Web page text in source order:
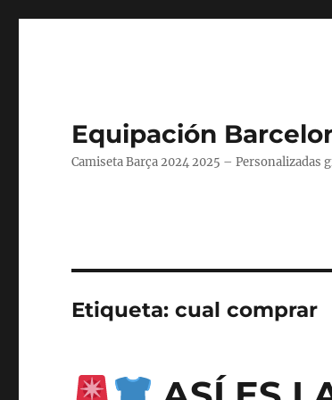
Equipación
Camiseta Barça 2024 2025 – Personalizadas
Etiqueta:cual comprar